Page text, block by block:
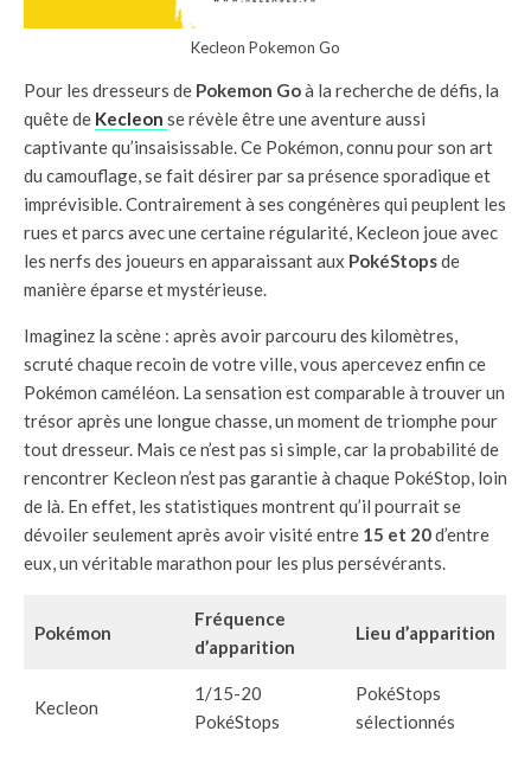
Kecleon Pokemon Go
Pour les dresseurs de Pokemon Goà la recherche de défis, la
quête de Kecleon se révèle être une aventure aussi
captivante qu’insaisissable. Ce Pokémon, connu pour son art
du camouflage, se fait désirer par sa présence sporadique et
imprévisible. Contrairement à ses congénères qui peuplent les
rues et parcs avec une certaine régularité, Kecleon joue avec
les nerfs des joueurs en apparaissant aux PokéStopsde
manière éparse et mystérieuse.
Imaginez la scène : après avoir parcouru des kilomètres,
scruté chaque recoin de votre ville, vous apercevez enfin ce
Pokémon caméléon. La sensation est comparable à trouver un
trésor après une longue chasse, un moment de triomphe pour
tout dresseur. Mais ce n’est pas si simple, car la probabilité de
rencontrer Kecleon n’est pas garantie à chaque PokéStop, loin
de là. En effet, les statistiques montrent qu’il pourrait se
dévoiler seulement après avoir visité entre 15 et 20d’entre
eux, un véritable marathon pour les plus persévérants.
Pokémon
Fréquence
d’apparition
Lieu d’apparition
Kecleon
1/15-20
PokéStops
PokéStops
sélectionnés